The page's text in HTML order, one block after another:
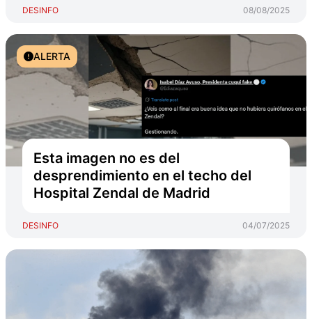
DESINFO 08/08/2025
ALERTA
Esta imagen no es del
desprendimiento en el techo del
Hospital Zendal de Madrid
DESINFO 04/07/2025